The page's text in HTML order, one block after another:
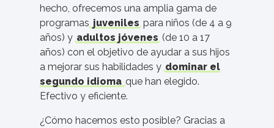
hecho, ofrecemos una amplia gama de
programas juveniles para niños (de 4 a 9
años) y adultos jóvenes (de 10 a 17
años) con el objetivo de ayudar a sus hijos
a mejorar sus habilidades y dominar el
segundo idioma que han elegido.
Efectivo y eficiente.
¿Cómo hacemos esto posible? Gracias a